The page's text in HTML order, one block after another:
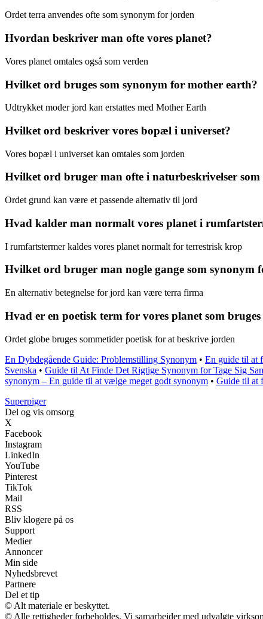
Ordet terra anvendes ofte som synonym for jorden
Hvordan beskriver man ofte vores planet?
Vores planet omtales også som verden
Hvilket ord bruges som synonym for mother earth?
Udtrykket moder jord kan erstattes med Mother Earth
Hvilket ord beskriver vores bopæl i universet?
Vores bopæl i universet kan omtales som jorden
Hvilket ord bruger man ofte i naturbeskrivelser
Ordet grund kan være et passende alternativ til jord
Hvad kalder man normalt vores planet i
I rumfartstermer kaldes vores planet normalt for terrestrisk krop
Hvilket ord bruger man nogle gange som synonym
En alternativ betegnelse for jord kan være terra firma
Hvad er en poetisk term for vores planet som
Ordet globe bruges sommetider poetisk for at beskrive jorden
En Dybdegående Guide: Problemstilling Synonym • En guide til at
Svenska • Guide til At Finde Det Rigtige Synonym for Tage Sig
synonym – En guide til at vælge meget godt synonym • Guide til at
Superpiger
Del og vis omsorg
X
Facebook
Instagram
LinkedIn
YouTube
Pinterest
TikTok
Mail
RSS
Bliv klogere på os
Support
Medier
Annoncer
Min side
Nyhedsbrevet
Partnere
Del et tip
© Alt materiale er beskyttet.
© Alle rettigheder forbeholdes. Vi samarbejder med udvalgte